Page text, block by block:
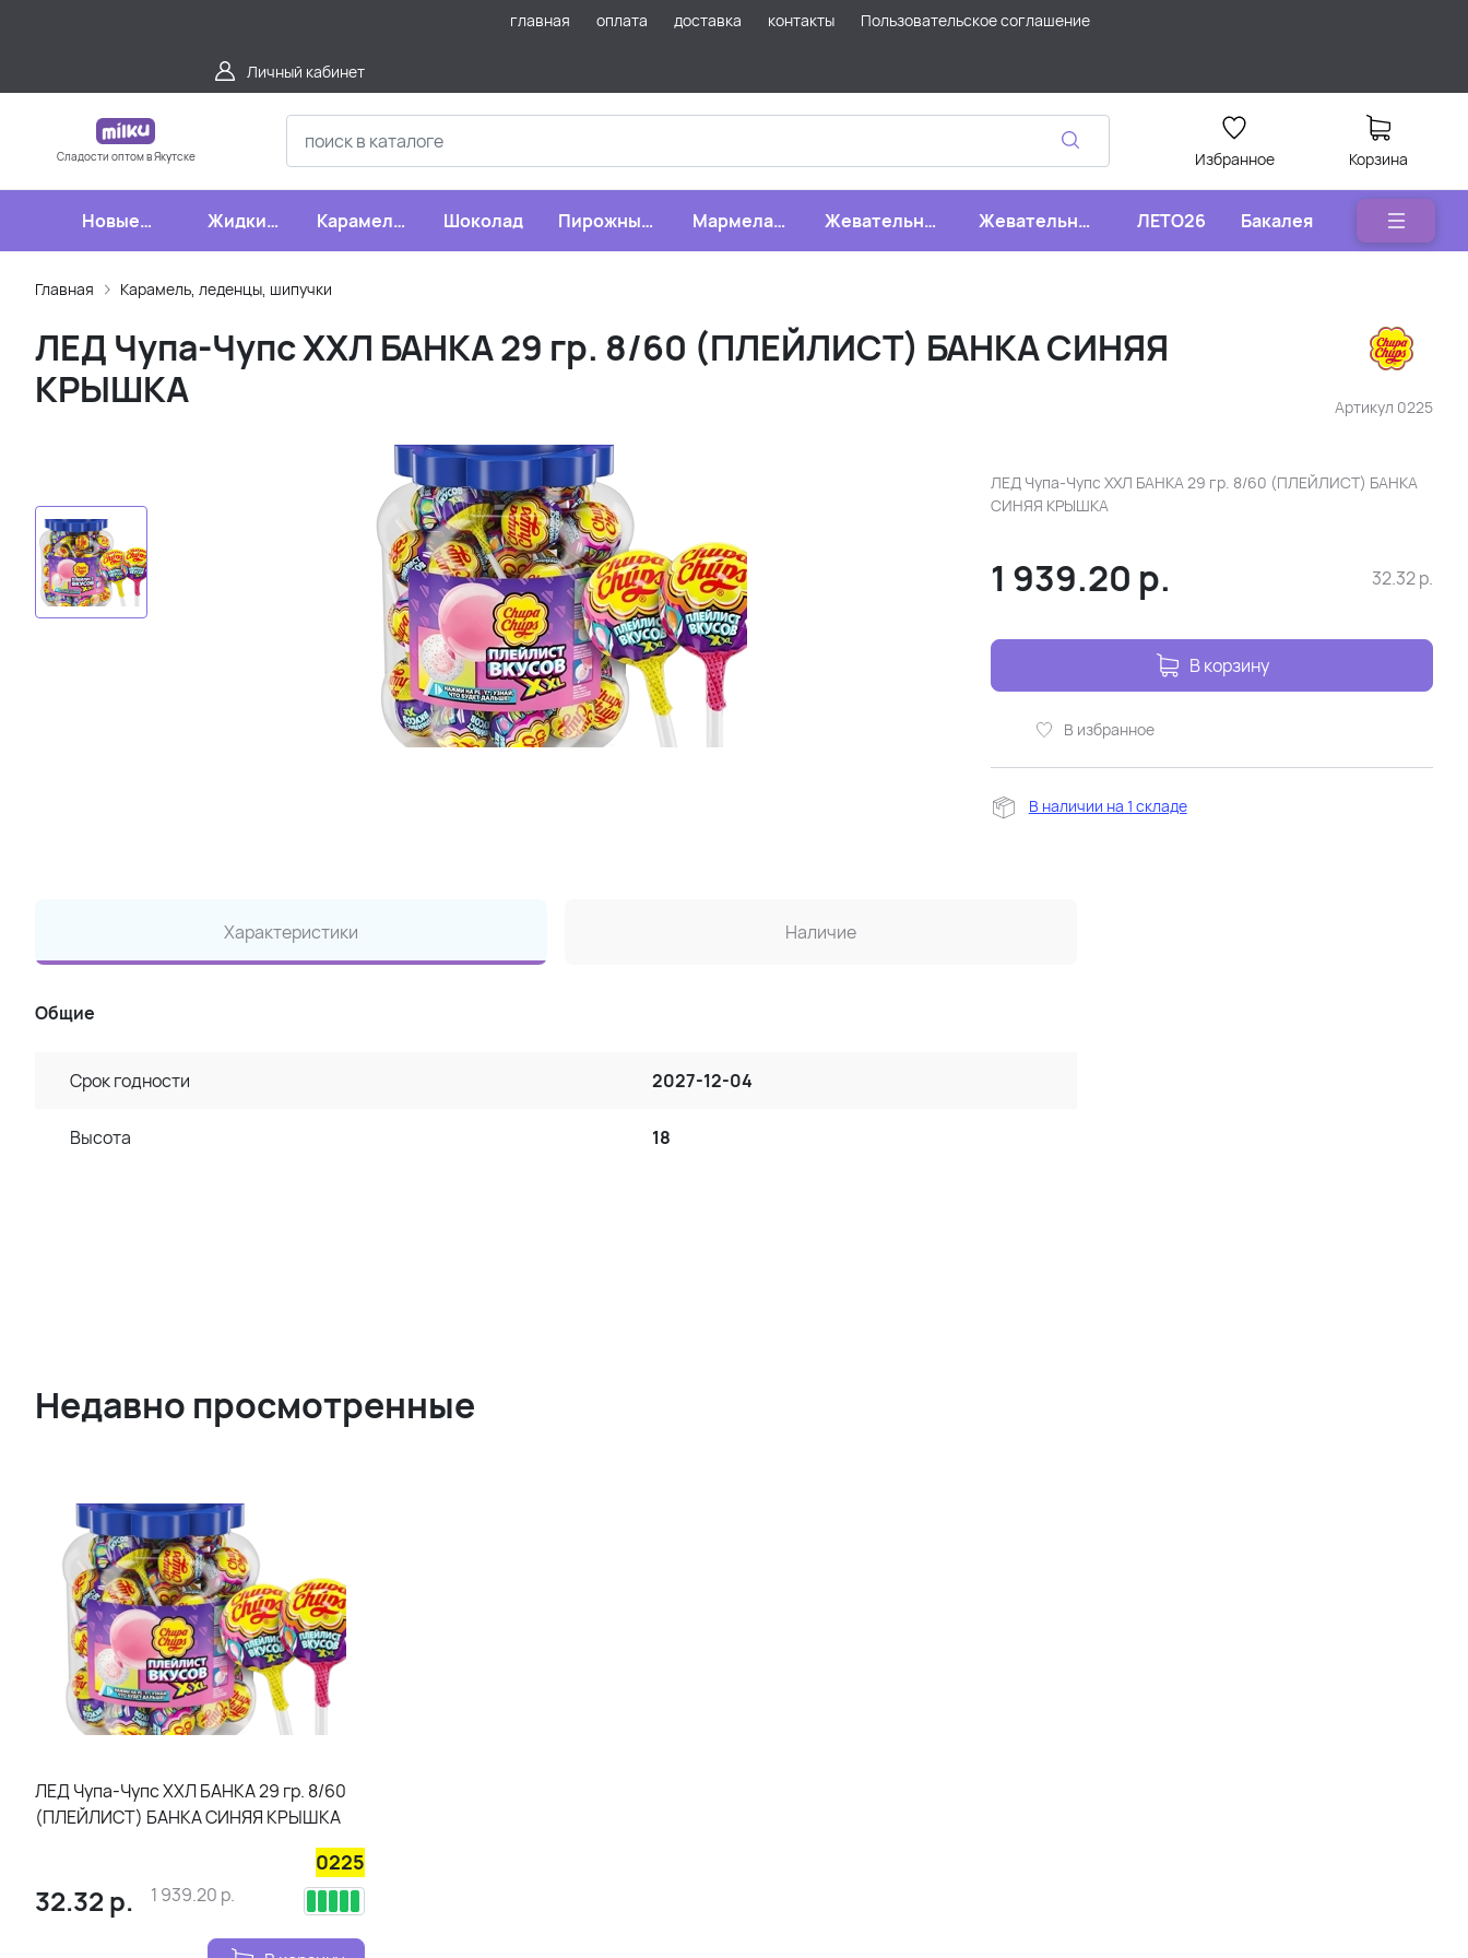
главная оплата доставка контакты Пользовательское соглашение
Личный кабинет
Сладости оптом в Якутске Избранное Корзина
Новые
поступления
Жидкие
конфеты
Карамель,
леденцы,
Шоколад
Пирожные,
бисквиты,
Мармелад,
зефир,
Жевательная
резинка
Жевательные
конфеты
ЛЕТО26 Бакалея
Главная Карамель, леденцы, шипучки
Артикул 0225
ЛЕД Чупа-Чупс ХХЛ БАНКА 29 гр. 8/60 (ПЛЕЙЛИСТ) БАНКА СИНЯЯ
КРЫШКА
ЛЕД Чупа-Чупс ХХЛ БАНКА 29 гр. 8/60 (ПЛЕЙЛИСТ) БАНКА
СИНЯЯ КРЫШКА
1 939.20 р. 32.32р.
В корзину
В избранное
В наличии на 1 складе
Характеристики Наличие
Общие
Срок годности 2027-12-04
Высота 18
Недавно просмотренные
ЛЕД Чупа-Чупс ХХЛ БАНКА 29 гр. 8/60
(ПЛЕЙЛИСТ) БАНКА СИНЯЯ КРЫШКА
0225
32.32 р. 1 939.20 р.